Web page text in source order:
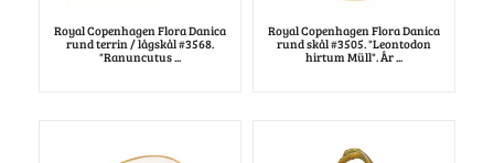
Royal Copenhagen Flora Danica
rund terrin / lågskål #3568.
"Ranuncutus ...
Royal Copenhagen Flora Danica
rund skål #3505. "Leontodon
hirtum Müll". År ...